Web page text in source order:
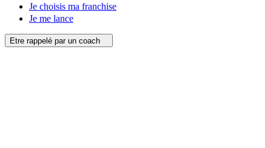
Je choisis ma franchise
Je me lance
Etre rappelé par un coach